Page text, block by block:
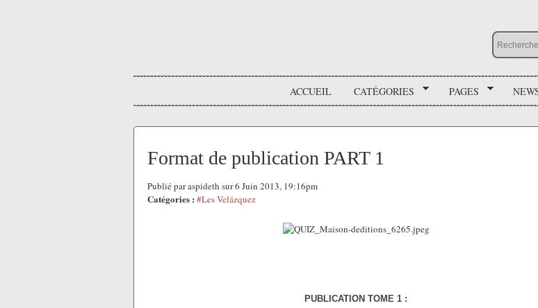
ACCUEIL CATÉGORIES PAGES
Format de publication PART 1
Publié par aspideth sur 6 Juin 2013, 19:16pm
Catégories : #Les Velázquez
PUBLICATION TOME 1 :